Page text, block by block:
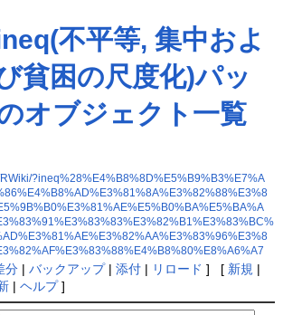
不平等, 集中およ
貧困の尺度化)パッ
オブジェクト一覧
?ineq%28%E4%B8%8D%E5%B9%B3%E7%A
分| バックアップ| 添付| リロード ] [ 新規 |
| ヘルプ]